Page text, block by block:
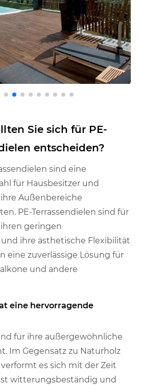
Sie sich für PE-
entscheiden?
sind eine
für Hausbesitzer und
Außenbereiche
PE-Terrassendielen sind für
geringen
ihre ästhetische Flexibilität
eine zuverlässige Lösung für
und andere
eine hervorragende
für ihre außergewöhnliche
Im Gegensatz zu Naturholz
es sich mit der Zeit
witterungsbeständig und